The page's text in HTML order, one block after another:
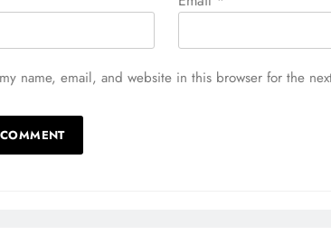
name, email, and website in this browser for the